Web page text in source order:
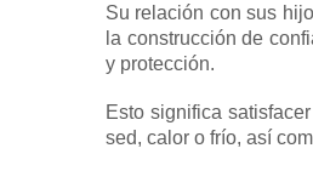
Su relación con sus
la construcción de
y protección.
Esto significa
sed, calor o frío, así